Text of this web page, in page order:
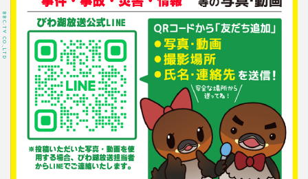
BBC-TV CO.,LTD